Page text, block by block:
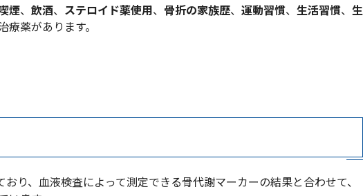
煙、 飲酒、 ステロイド薬使用、 骨折の家族歴、 運動習慣、 生活習慣、 生
薬があります。
り、血液検査によって測定できる骨代謝マーカーの結果と合わせて、